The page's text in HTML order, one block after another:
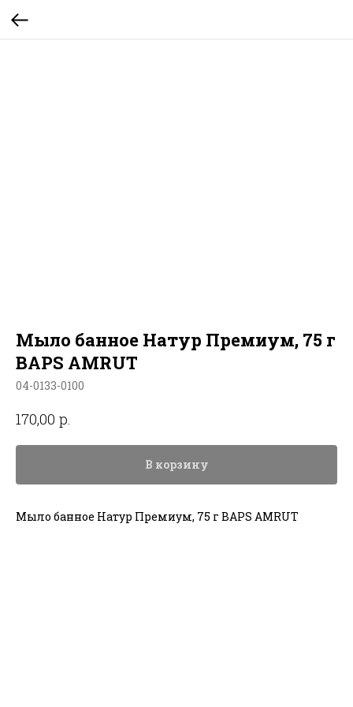
Мыло банное Натур Премиум, 75 г
BAPS AMRUT
04-0133-0100
170,00 р.
В корзину
Мыло банное Натур Премиум, 75 г BAPS AMRUT